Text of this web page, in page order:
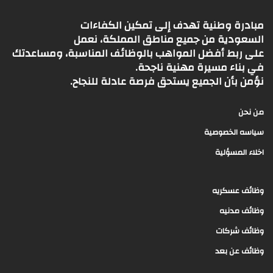
مبادرة وطنية تهدف إلى تمكين الكفاءات
السعودية من جميع مناطق المملكة، نعمل
على ربط أفضل المواهب بالوظائف المناسبة، ومساعدتك
في بناء مسيرة مهنية ناجحة.
نؤمن بأن الجميع يستحق فرصة عادلة للنجاح.
من نحن
سياسه الخصوصية
اخلاء المسؤلية
وظائف عسكريه
وظائف مدنيه
وظائف شركات
وظائف عن بعد